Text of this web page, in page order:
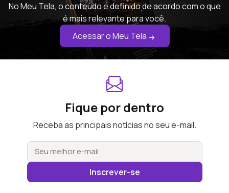
No Meu Tela, o conteúdo é definido de acordo com o que
é mais relevante para você.
Acessar o Meu Tela
Fique por dentro
Receba as principais notícias no seu e-mail.
Inscrever-se